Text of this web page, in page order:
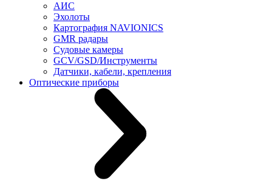
АИС
Эхолоты
Картография NAVIONICS
GMR радары
Судовые камеры
GCV/GSD/Инструменты
Датчики, кабели, крепления
Оптические приборы